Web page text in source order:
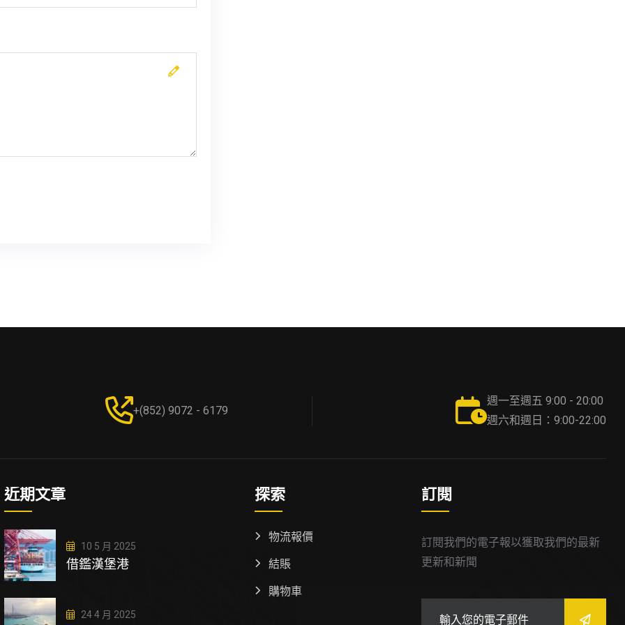
+(852) 9072 - 6179
週一至週五 9:00 - 20:00
週六和週日：9:00-22:00
近期文章
10 5 月 2025
借鑑漢堡港
24 4 月 2025
探索
物流報價
結賬
購物車
訂閱
訂閱我們的電子報以獲取我們的最新
更新和新聞